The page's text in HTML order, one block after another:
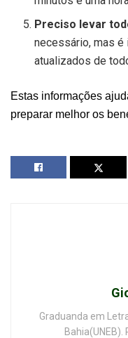
Preciso levar
necessário, mas
atualizados de
Estas informações
preparar melhor os
Graduanda em